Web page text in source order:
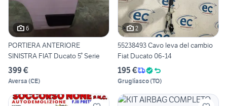
6
PORTIERA ANTERIORE
SINISTRA FIAT Ducato 5° Serie
399 €
Aversa (CE)
2
55238493 Cavo leva del cambio
Fiat Ducato 06-14
195 €
Grugliasco(TO)